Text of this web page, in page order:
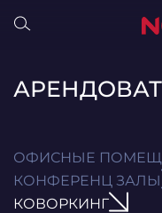
ОФИСНЫЕ
КОНФЕРЕНЦ ЗАЛЫ
КОВОРКИНГ